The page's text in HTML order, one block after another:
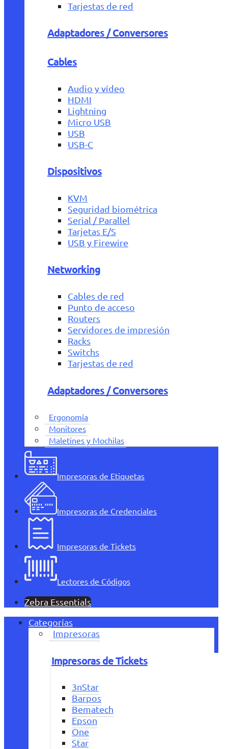
Tarjestas de red
Adaptadores / Conversores
Cables
Audio y vídeo
HDMI
Lightning
Micro USB
USB
USB-C
Dispositivos
KVM
Seguridad biométrica
Serial / Parallel
Tarjetas E/S
USB y Firewire
Networking
Cables de red
Punto de acceso
Routers
Servidores de impresión
Racks
Switchs
Tarjestas de red
Adaptadores / Conversores
Ergonomía
Monitores
Maletines y Mochilas
Impresoras de Etiquetas
Impresoras de Credenciales
Impresoras de Tickets
Lectores de Códigos
Zebra Essentials
Categorías
Impresoras
Impresoras de Tickets
3nStar
Barpos
Bematech
Epson
One
Star